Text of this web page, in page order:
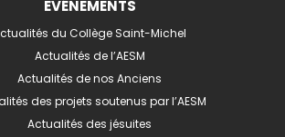
EVÉNEMENTS
du Collège Saint-Michel
Actualités de l’AESM
Actualités de nos Anciens
des projets soutenus par l’AESM
Actualités des jésuites